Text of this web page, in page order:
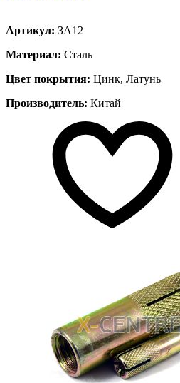
Артикул: ЗА12
Материал: Сталь
Цвет покрытия: Цинк, Латунь
Производитель: Китай